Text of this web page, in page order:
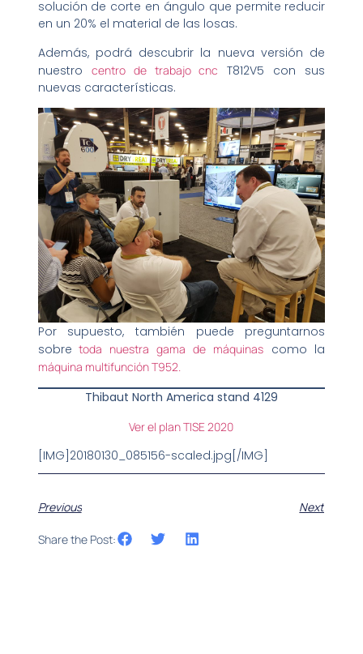
solución de corte en ángulo que permite reducir
en un 20% el material de las losas.
Además, podrá descubrir la nueva versión de
nuestro centro de trabajo cnc
T812V5 con sus
nuevas características.
Por supuesto, también puede preguntarnos
sobre toda nuestra gama de máquinascomo la
máquina multifunción T952.
Thibaut North America stand 4129
Ver el plan TISE 2020
[IMG]20180130_085156-scaled.jpg[/IMG]
Previous Next
Share the Post: